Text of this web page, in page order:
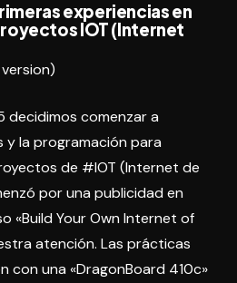
experiencias en
IOT (Internet
)
decidimos comenzar a
y la programación para
de #IOT (Internet de
por una publicidad en
«Build Your Own Internet of
atención. Las prácticas
con una «DragonBoard 410c»